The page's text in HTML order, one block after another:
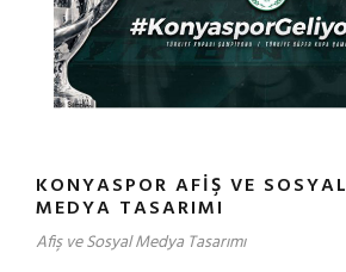
KONYASPOR AFIŞ VE SOSYAL
MEDYA TASARIMI
Afiş ve Sosyal Medya Tasarımı